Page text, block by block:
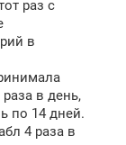
раз с
в
в день,
по 14 дней.
4 раза в